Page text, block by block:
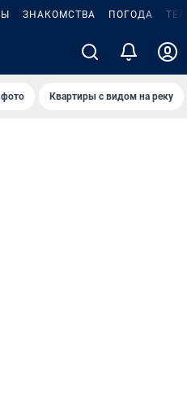
ЗНАКОМСТВА ПОГОДА
фото Квартиры с видом на реку